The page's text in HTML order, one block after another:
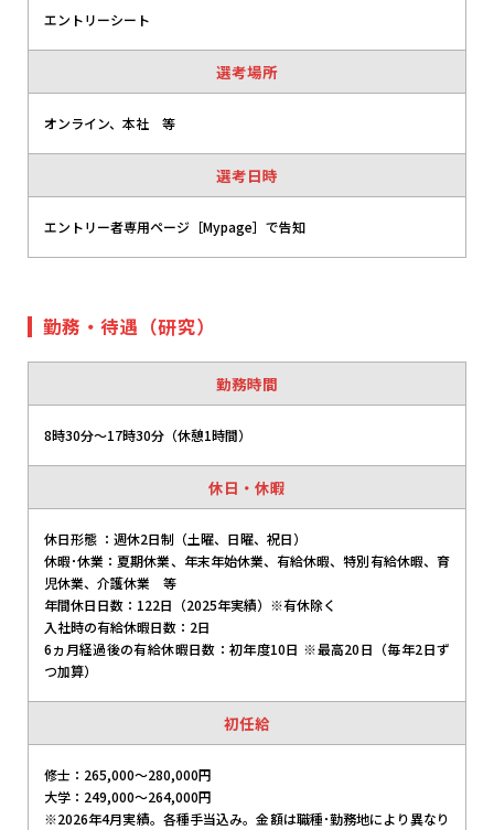
エントリーシート
選考場所
オンライン、本社 等
選考日時
エントリー者専用ページ［Mypage］で告知
勤務・待遇（研究）
勤務時間
8時30分～17時30分（休憩1時間）
休日・休暇
休日形態 ：週休2日制（土曜、日曜、祝日）
休暇･休業：夏期休業、年末年始休業、有給休暇、特別有給休暇、育
児休業、介護休業 等
年間休日日数：122日（2025年実績）※有休除く
入社時の有給休暇日数：2日
6ヵ月経過後の有給休暇日数：初年度10日 ※最高20日（毎年2日ず
つ加算）
初任給
修士：265,000～280,000円
大学：249,000～264,000円
※2026年4月実績。各種手当込み。金額は職種･勤務地により異なり